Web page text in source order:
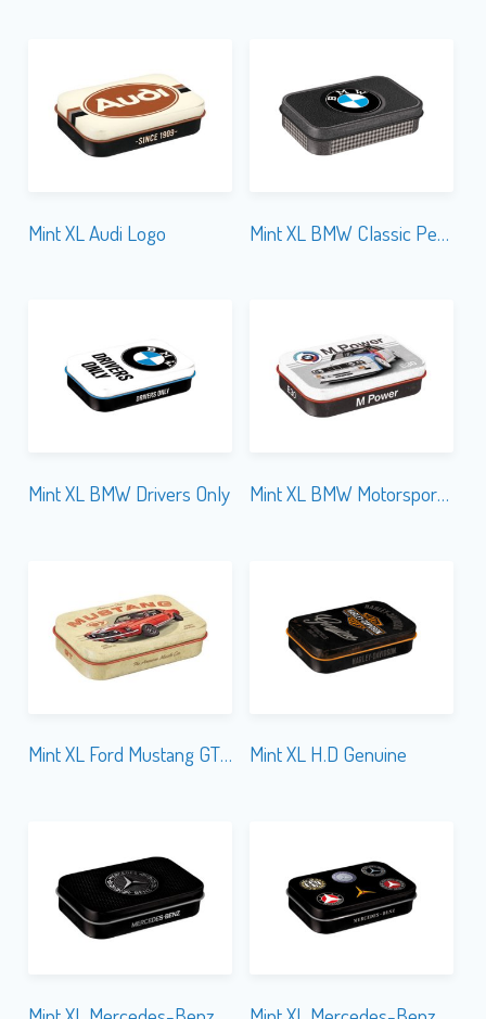
Mint XL Audi Logo Mint XL BMW Classic Pepita
Mint XL BMW Drivers Only Mint XL BMW Motorsport M Power E30
Mint XL Ford Mustang GT 1967 Red Mint XL H.D Genuine